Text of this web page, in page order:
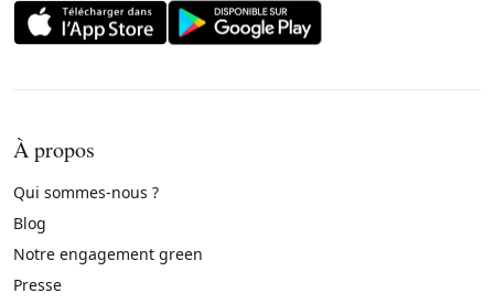
À propos
Qui sommes-nous ?
Blog
Notre engagement green
Presse